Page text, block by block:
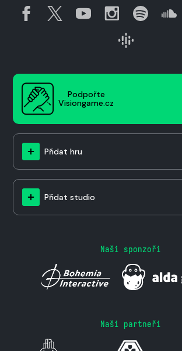
Podpořte
Visiongame.cz
Přidat hru
Přidat studio
Naši sponzoři
Naši partneři